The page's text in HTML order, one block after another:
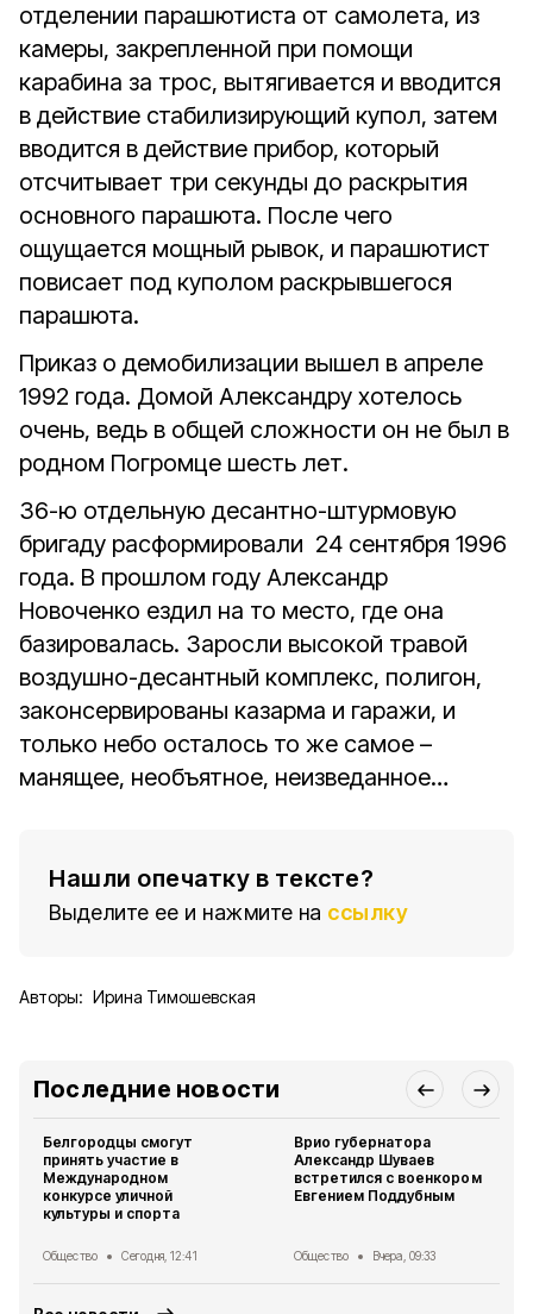
отделении парашютиста от самолета, из
камеры, закрепленной при помощи
карабина за трос, вытягивается и вводится
в действие стабилизирующий купол, затем
вводится в действие прибор, который
отсчитывает три секунды до раскрытия
основного парашюта. После чего
ощущается мощный рывок, и парашютист
повисает под куполом раскрывшегося
парашюта.
Приказ о демобилизации вышел в апреле
1992 года. Домой Александру хотелось
очень, ведь в общей сложности он не был в
родном Погромце шесть лет.
36-ю отдельную десантно-штурмовую
бригаду расформировали 24 сентября 1996
года. В прошлом году Александр
Новоченко ездил на то место, где она
базировалась. Заросли высокой травой
воздушно-десантный комплекс, полигон,
законсервированы казарма и гаражи, и
только небо осталось то же самое –
манящее, необъятное, неизведанное…
Нашли опечатку в тексте?
Выделите ее и нажмите на ссылку
Авторы: Ирина Тимошевская
Последние новости
Белгородцы смогут
принять участие в
Международном
конкурсе уличной
культуры и спорта
Общество Сегодня, 12:41
Врио губернатора
Александр Шуваев
встретился с военкором
Евгением Поддубным
Общество Вчера, 09:33